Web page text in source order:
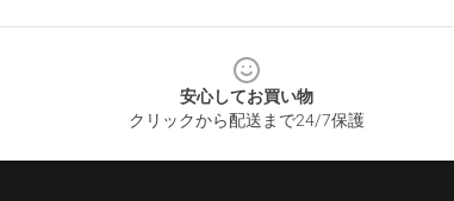
安心してお買い物
クリックから配送まで24/7保護